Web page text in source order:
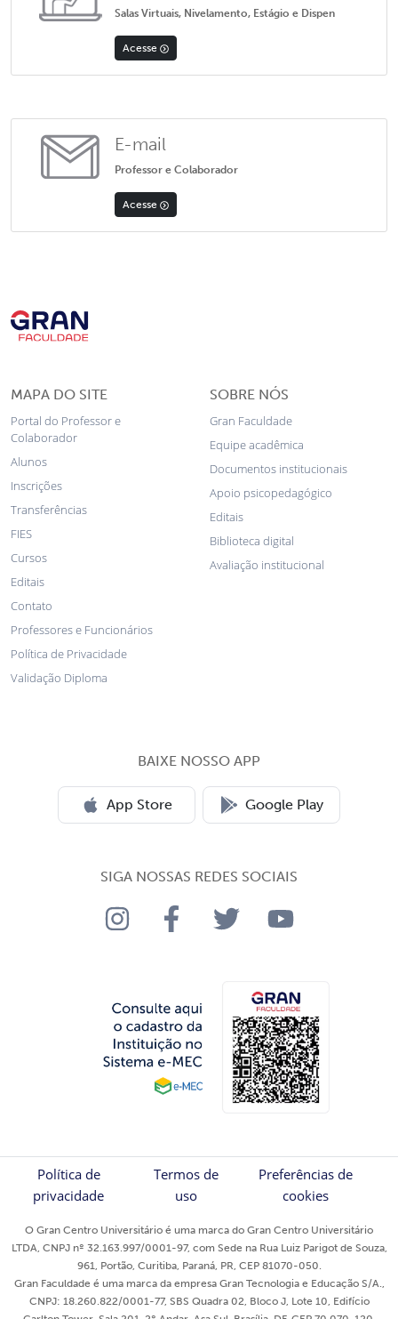
Salas Virtuais, Nivelamento, Estágio e Dispen
Acesse
E-mail
Professor e Colaborador
Acesse
MAPA DO SITE
Portal do Professor e
Colaborador
Alunos
Inscrições
Transferências
FIES
Cursos
Editais
Contato
Professores e Funcionários
Política de Privacidade
Validação Diploma
SOBRE NÓS
Gran Faculdade
Equipe acadêmica
Documentos institucionais
Apoio psicopedagógico
Editais
Biblioteca digital
Avaliação institucional
BAIXE NOSSO APP
App Store Google Play
SIGA NOSSAS REDES SOCIAIS
Política de
privacidade
Termos de
uso
Preferências de
cookies
O Gran Centro Universitário é uma marca do Gran Centro Universitário
LTDA, CNPJ nº 32.163.997/0001-97, com Sede na Rua Luiz Parigot de Souza,
961, Portão, Curitiba, Paraná, PR, CEP 81070-050.
Gran Faculdade é uma marca da empresa Gran Tecnologia e Educação S/A.,
CNPJ: 18.260.822/0001-77, SBS Quadra 02, Bloco J, Lote 10, Edifício